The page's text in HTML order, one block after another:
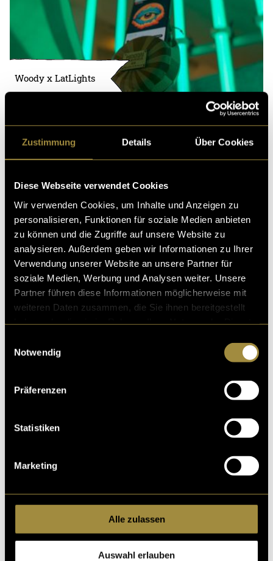
Zustimmung Details Über Cookies
Diese Webseite verwendet Cookies
Wir verwenden Cookies, um Inhalte und Anzeigen zu
personalisieren, Funktionen für soziale Medien anbieten
zu können und die Zugriffe auf unsere Website zu
analysieren. Außerdem geben wir Informationen zu Ihrer
Verwendung unserer Website an unsere Partner für
soziale Medien, Werbung und Analysen weiter. Unsere
Partner führen diese Informationen möglicherweise mit
weiteren Daten zusammen, die Sie ihnen bereitgestellt
Notwendig
Präferenzen
Statistiken
Marketing
Alle zulassen
Auswahl erlauben
Woody x LatLights